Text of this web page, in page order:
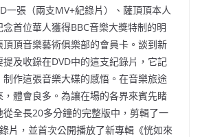
一張（兩支MV+紀錄片）、薩頂頂本人
首位華人獲得BBC音樂大獎特制的明
頂音樂藝術俱樂部的會員卡。談到新
及收錄在DVD中的這支紀錄片，它記
作這張音樂大碟的感悟。在音樂旅途
，體會良多。為讓在場的各界來賓先睹
全長20多分鐘的完整版中，剪輯了一
片，並首次公開播放了新專輯《恍如來